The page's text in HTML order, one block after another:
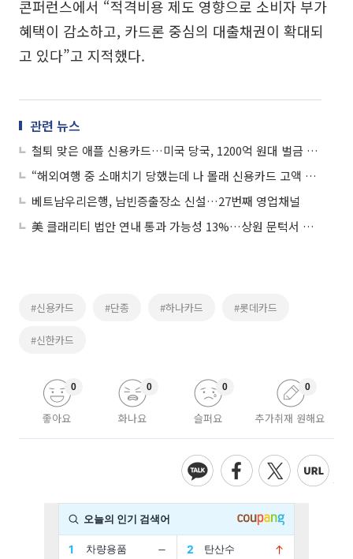
콘퍼런스에서 “적격비용 제도 영향으로 소비자 부가
혜택이 감소하고, 카드론 중심의 대출채권이 확대되
고 있다”고 지적했다.
관련 뉴스
철퇴 맞은 애플 신용카드…미국 당국, 1200억 원대 벌금 및 과징금
“해외여행 중 소매치기 당했는데 나 몰래 신용카드 고액 결제” 소비자경보
베트남우리은행, 남빈증출장소 신설…27번째 영업채널
美 클래리티 법안 연내 통과 가능성 13%…상원 문턱서 제동
#신용카드 #단종 #하나카드 #롯데카드
#신한카드
좋아요
0
화나요
0
슬퍼요
0
추가취재 원해요
0